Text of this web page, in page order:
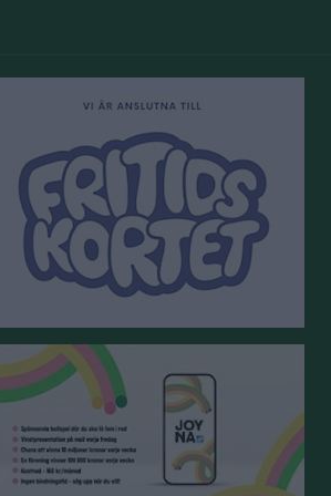
Huvudmeny
Bilder
Om klubben
Video
Swish
Föreningsinfo
Fotboll
ÖIF-låten
Föräldraföreningen
Regler lagbollar
Gymnastik
Info
Anläggning
Kansli/vaktmästeri
Lokalbokning
Larm och nycklar
Hitta hit
ÖIF-
Övrigt